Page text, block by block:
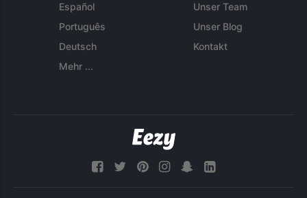
Español
Português
Deutsch
Mehr ...
Unser Team
Unser Blog
Kontakt